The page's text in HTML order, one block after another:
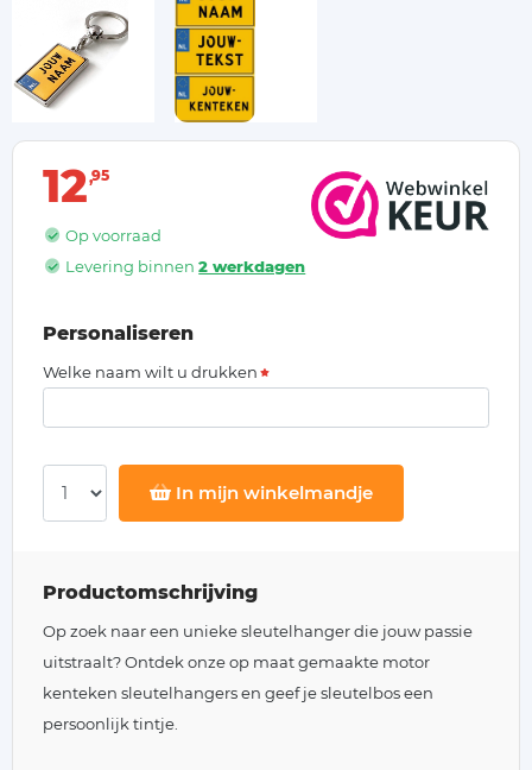
12 95
Op voorraad
Levering binnen2 werkdagen
Personaliseren
Welke naam wilt u drukken
In mijn winkelmandje
Productomschrijving
Op zoek naar een unieke sleutelhanger die jouw passie
uitstraalt? Ontdek onze op maat gemaakte motor
kenteken sleutelhangers en geef je sleutelbos een
persoonlijk tintje.